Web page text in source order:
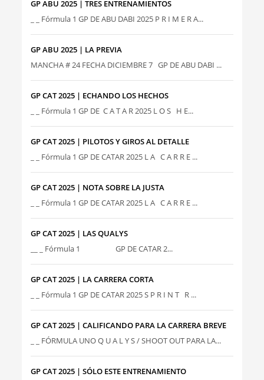
GP ABU 2025 | TRES ENTRENAMIENTOS
_ _ Fórmula 1 GP DE ABU DABI 2025 P R I M E R A...
GP ABU 2025 | LA PREVIA
MANCHA # 24 FECHA DICIEMBRE 7 GP DE ABU DABI ...
GP CAT 2025 | ECHANDO LOS HECHOS
_ _ Fórmula 1 GP DE C A T A R 2025 L O S H E...
GP CAT 2025 | PILOTOS Y GIROS AL DETALLE
_ _ Fórmula 1 GP DE CATAR 2025 L A C A R R E ...
GP CAT 2025 | NOTA SOBRE LA JUSTA
_ _ Fórmula 1 GP DE CATAR 2025 L A C A R R E ...
GP CAT 2025 | LAS QUALYS
__ _ Fórmula 1 GP DE CATAR 2...
GP CAT 2025 | LA CARRERA CORTA
_ _ Fórmula 1 GP DE CATAR 2025 S P R I N T R ...
GP CAT 2025 | CALIFICANDO PARA LA CARRERA BREVE
_ _ FÓRMULA UNO Q U A L Y S / SHOOT OUT PARA LA...
GP CAT 2025 | SÓLO ESTE ENTRENAMIENTO